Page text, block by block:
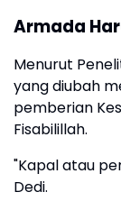
Armada
Menurut
yang diubah
pemberian
Fisabilillah.
"Kapal atau
Dedi.